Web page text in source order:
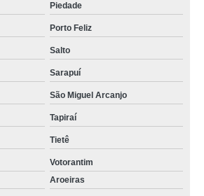
Piedade
Porto Feliz
Salto
Sarapuí
São Miguel Arcanjo
Tapiraí
Tietê
Votorantim
Aroeiras